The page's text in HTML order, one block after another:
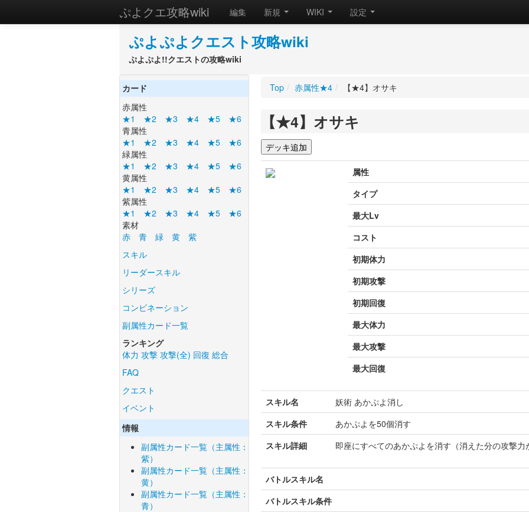
ぷよクエ攻略wiki 編集 新規 WIKI 設定
ぷよぷよクエスト攻略wiki
ぷよぷよ!!クエストの攻略wiki
カード
赤属性
★1
★2 ★3 ★4 ★5
★6
青属性
★1
★2 ★3 ★4 ★5
★6
緑属性
★1
★2 ★3 ★4 ★5
★6
黄属性
★1
★2 ★3 ★4 ★5
★6
紫属性
★1
★2 ★3 ★4 ★5
★6
素材
赤
青 緑 黄
紫
スキル
リーダースキル
シリーズ
コンビネーション
副属性カード一覧
ランキング
体力 攻撃 攻撃(全) 回復 総合
FAQ
クエスト
イベント
情報
副属性カード一覧（主属性：
紫）
副属性カード一覧（主属性：
黄）
副属性カード一覧（主属性：
青）
Top / 赤属性★4 / 【★4】オサキ
【★4】オサキ
属性
タイプ
最大Lv
コスト
初期体力
初期攻撃
初期回復
最大体力
最大攻撃
最大回復
スキル名
妖術 あかぷよ消し
スキル条件
あかぷよを50個消す
スキル詳細
即座にすべてのあかぷよを消す（消えた分の攻撃力
バトルスキル名
バトルスキル条件